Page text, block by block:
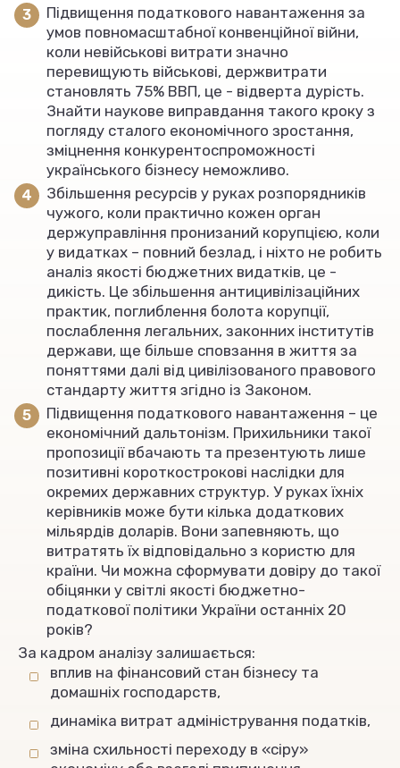
Підвищення податкового навантаження за
умов повномасштабної конвенційної війни,
коли невійськові витрати значно
перевищують військові, держвитрати
становлять 75% ВВП, це - відверта дурість.
Знайти наукове виправдання такого кроку з
погляду сталого економічного зростання,
зміцнення конкурентоспроможності
українського бізнесу неможливо.
Збільшення ресурсів у руках розпорядників
чужого, коли практично кожен орган
держуправління пронизаний корупцією, коли
у видатках – повний безлад, і ніхто не робить
аналіз якості бюджетних видатків, це -
дикість. Це збільшення антицивілізаційних
практик, поглиблення болота корупції,
послаблення легальних, законних інститутів
держави, ще більше сповзання в життя за
поняттями далі від цивілізованого правового
стандарту життя згідно із Законом.
Підвищення податкового навантаження – це
економічний дальтонізм. Прихильники такої
пропозиції вбачають та презентують лише
позитивні короткострокові наслідки для
окремих державних структур. У руках їхніх
керівників може бути кілька додаткових
мільярдів доларів. Вони запевняють, що
витратять їх відповідально з користю для
країни. Чи можна сформувати довіру до такої
обіцянки у світлі якості бюджетно-
податкової політики України останніх 20
років?
За кадром аналізу залишається:
вплив на фінансовий стан бізнесу та
домашніх господарств,
динаміка витрат адміністрування податків,
зміна схильності переходу в «сіру»